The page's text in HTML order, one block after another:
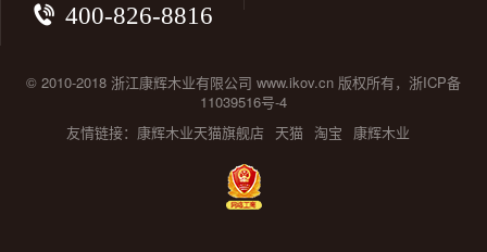
400-826-8816
© 2010-2018 浙江康辉木业有限公司 www.ikov.cn 版权所有，浙ICP备
11039516号-4
友情链接： 康辉木业天猫旗舰店 天猫 淘宝 康辉木业